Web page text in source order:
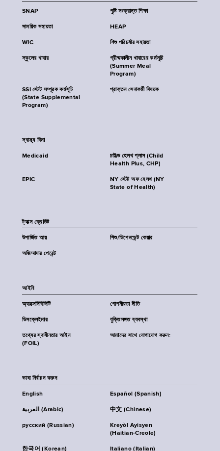
SNAP পুষ্টি সংক্রান্ত শিক্ষা
সাময়িক সহায়তা HEAP
WIC শিশু পরিচর্যার সহায়তা
স্কুলের খাবার
গ্রীষ্মকালীন খাবারের কর্মসূচি
(Summer Meal
Program)
SSI স্টেট সম্পূরক কর্মসূচি
(State Supplemental
Program)
প্রাক্তন সেনাকর্মী বিষয়ক
স্বাস্থ্য বিমা
Medicaid
চাইল্ড হেলথ প্লাস (Child
Health Plus, CHP)
EPIC
NY স্টেট অফ হেলথ (NY
State of Health)
ট্যাক্স ক্রেডিট
উপার্জিত আয় শিশু/ডিপেনডেন্ট কেয়ার
অজিম্মাদার পেরেন্ট
আইনি
অ্যাক্সেসিবিলিটি গোপনীয়তা নীতি
ডিসক্লেইমার যুক্তিসঙ্গত ব্যবস্থা
তথ্যের স্বাধীনতার আইন
(FOIL)
আমাদের সাথে যোগাযোগ করুন:
ভাষা নির্বাচন করুন
English Español (Spanish)
العربية (Arabic) 中文 (Chinese)
русский (Russian)
Kreyòl Ayisyen
(Haitian-Creole)
한국어 (Korean) Italiano (Italian)